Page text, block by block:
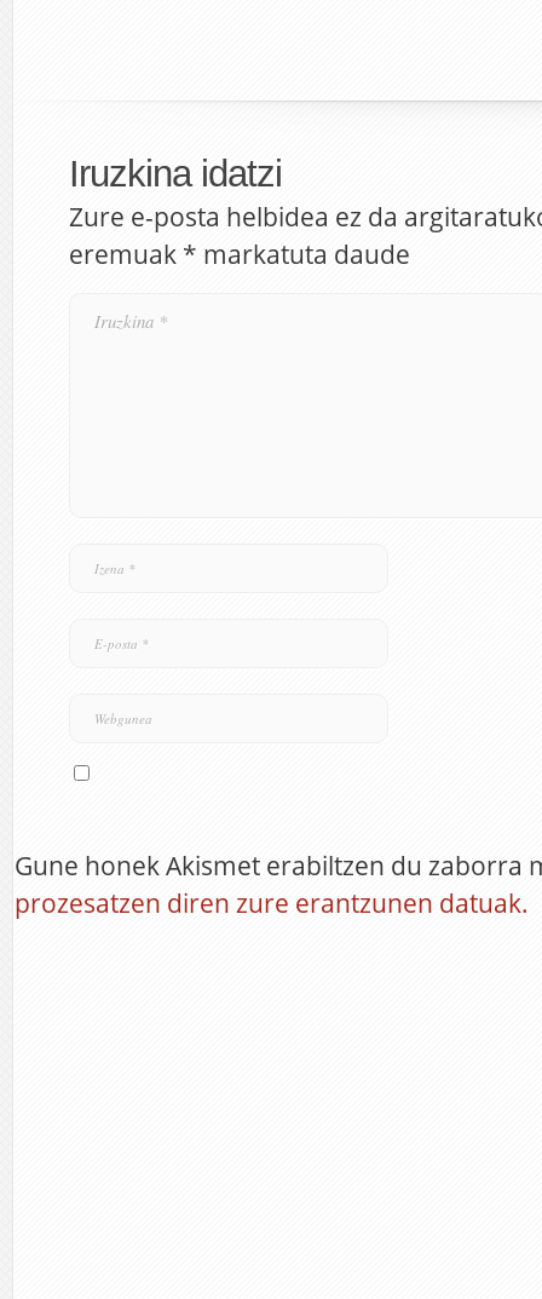
Iruzkina idatzi
Zure e-posta helbidea ez da
eremuak * markatuta daude
Gune honek Akismet erabiltzen du zaborra
prozesatzen diren zure erantzunen datuak.